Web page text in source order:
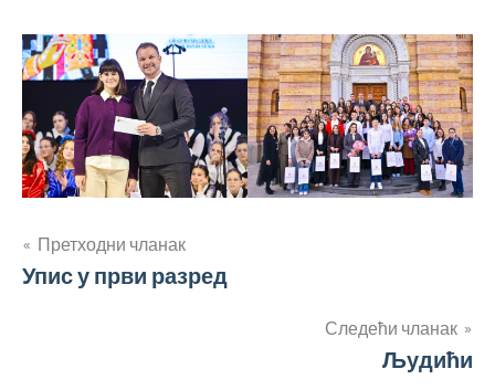
Кретање
чланка
Претходни чланак
Упис у први разред
Следећи чланак
Људићи